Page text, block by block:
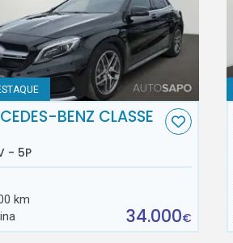
BENZ CLASSE
- 5P
km
34.000€